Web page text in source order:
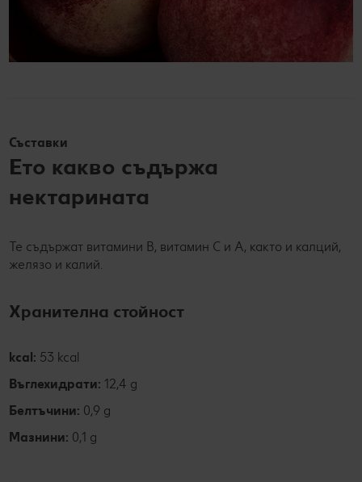
Съставки
Ето какво съдържа
нектарината
Те съдържат витамини В, витамин С и А, както и калций,
желязо и калий.
Хранителна стойност
kcal: 53 kcal
Въглехидрати: 12,4 g
Белтъчини: 0,9 g
Мазнини: 0,1 g